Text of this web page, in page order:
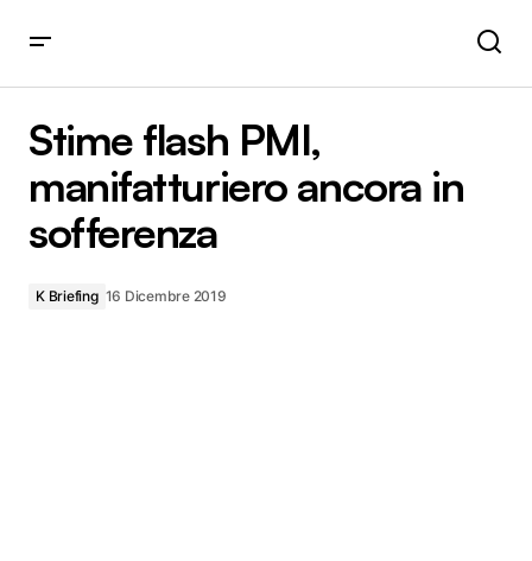
Stime flash PMI,
manifatturiero ancora in
sofferenza
K Briefing 16 Dicembre 2019